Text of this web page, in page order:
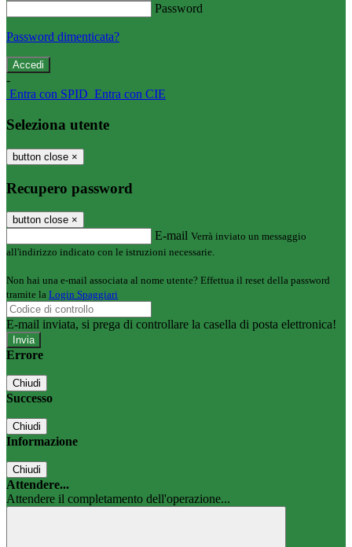
Password
Password dimenticata?
-
Entra con SPID Entra con CIE
Seleziona utente
button close ×
Recupero password
button close ×
E-mail Verrà inviato un messaggio
all'indirizzo indicato con le istruzioni necessarie.
Non hai una e-mail associata al nome utente? Effettua il reset della password
tramite la Login Spaggiari
E-mail inviata, si prega di controllare la casella di posta elettronica!
Errore
Chiudi
Successo
Chiudi
Informazione
Chiudi
Attendere...
Attendere il completamento dell'operazione...